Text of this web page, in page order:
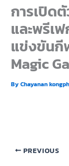
การเปิด
และพรีเ
แข่งขันกี
Magic
ByChayanan
PREVIOUS